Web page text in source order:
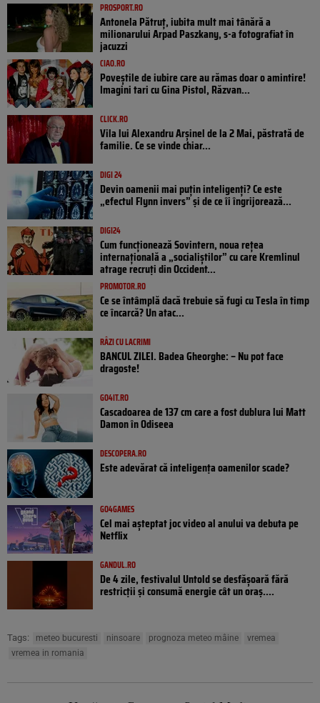
PROSPORT.RO
Antonela Pătruț, iubita mult mai tânără a
milionarului Arpad Paszkany, s-a fotografiat în
jacuzzi
CIAO.RO
Poveştile de iubire care au rămas doar o amintire!
Imagini tari cu Gina Pistol, Răzvan...
CLICK.RO
Vila lui Alexandru Arșinel de la 2 Mai, păstrată de
familie. Ce se vinde chiar...
DIGI 24
Devin oamenii mai puțin inteligenți? Ce este
„efectul Flynn invers” și de ce îi îngrijorează...
DIGI24
Cum funcționează Sovintern, noua rețea
internațională a „socialiștilor” cu care Kremlinul
atrage recruți din Occident...
PROMOTOR.RO
Ce se întâmplă dacă trebuie să fugi cu Tesla în timp
ce încarcă? Un atac...
RÂZI CU LACRIMI
BANCUL ZILEI. Badea Gheorghe: – Nu pot face
dragoste!
GO4IT.RO
Cascadoarea de 137 cm care a fost dublura lui Matt
Damon în Odiseea
DESCOPERA.RO
Este adevărat că inteligența oamenilor scade?
GO4GAMES
Cel mai așteptat joc video al anului va debuta pe
Netflix
GANDUL.RO
De 4 zile, festivalul Untold se desfășoară fără
restricții și consumă energie cât un oraș....
Tags: meteo bucuresti ninsoare prognoza meteo mâine
vremea
vremea in romania